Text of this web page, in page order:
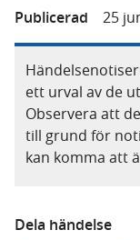
Publicerad
25
ett urval av de
Observera att
till grund för
kan komma att
Dela händelse